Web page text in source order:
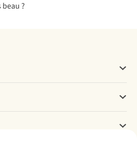
?